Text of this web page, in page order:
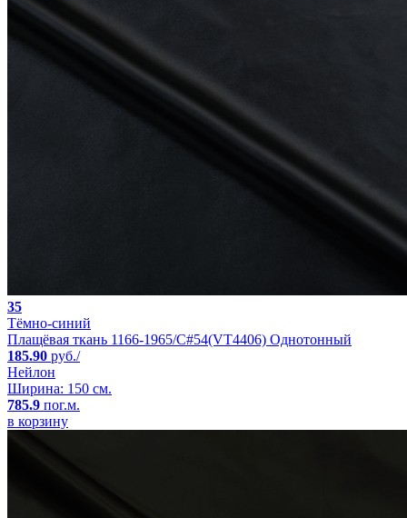
35
Тёмно-синий
Плащёвая ткань 1166-1965/C#54(VT4406) Однотонный
185.90 руб./
Нейлон
Ширина: 150 см.
785.9 пог.м.
в корзину